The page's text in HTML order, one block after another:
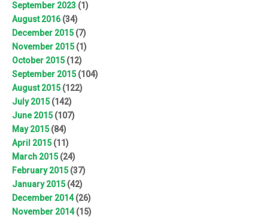
September 2023 (1)
August 2016(34)
December 2015(7)
November 2015(1)
October 2015(12)
September 2015(104)
August 2015(122)
July 2015(142)
June 2015(107)
May 2015(84)
April 2015(11)
March 2015(24)
February 2015(37)
January 2015(42)
December 2014(26)
November 2014(15)